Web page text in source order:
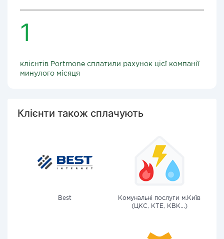
1
клієнтів Portmone сплатили рахунок цієї компанії
минулого місяця
Клієнти також сплачують
Best
Комунальні послуги м.Київ
(ЦКС, КТЕ, КВК...)